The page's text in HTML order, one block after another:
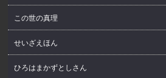
この世の真理
せいざえほん
ひろはまかずとしさん